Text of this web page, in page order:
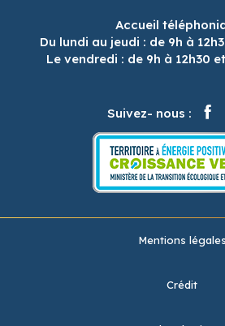
Accueil
Du lundi au jeudi : de 9h à
Le vendredi : de 9h à 12h30
Suivez- nous :
Mentions légales
Crédit